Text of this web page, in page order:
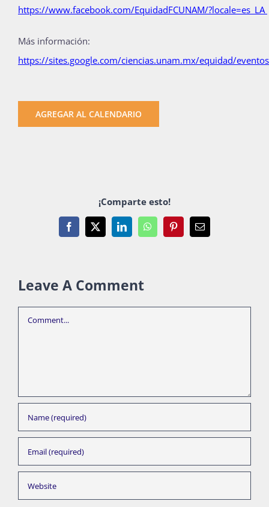
https://www.facebook.com/EquidadFCUNAM/?locale=es_LA
Más información:
https://sites.google.com/ciencias.unam.mx/equidad/
AGREGAR AL CALENDARIO
¡Comparte esto!
Facebook
X LinkedInWhatsAppPinterestEmail
Leave A Comment
Comment